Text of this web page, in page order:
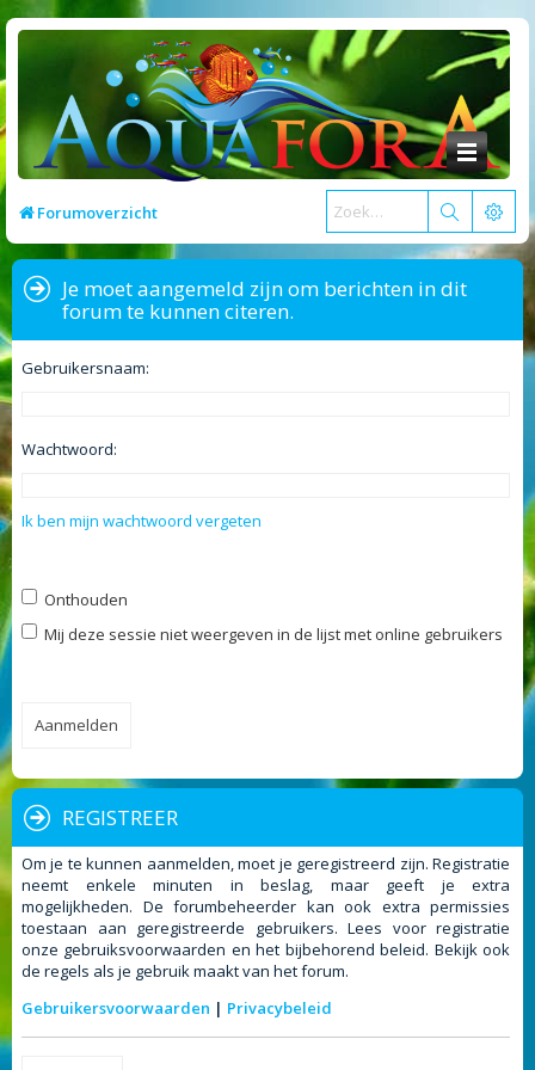
Forumoverzicht
Je moet aangemeld zijn om berichten in dit
forum te kunnen citeren.
Gebruikersnaam:
Wachtwoord:
Ik ben mijn wachtwoord vergeten
Onthouden
Mij deze sessie niet weergeven in de lijst met online gebruikers
REGISTREER
Om je te kunnen aanmelden, moet je geregistreerd zijn. Registratie
neemt enkele minuten in beslag, maar geeft je extra
mogelijkheden. De forumbeheerder kan ook extra permissies
toestaan aan geregistreerde gebruikers. Lees voor registratie
onze gebruiksvoorwaarden en het bijbehorend beleid. Bekijk ook
de regels als je gebruik maakt van het forum.
Gebruikersvoorwaarden | Privacybeleid